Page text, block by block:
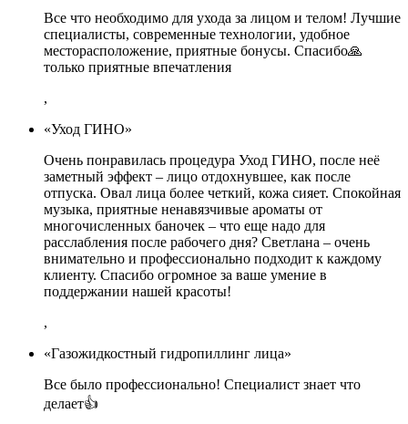
Все что необходимо для ухода за лицом и телом! Лучшие
специалисты, современные технологии, удобное
месторасположение, приятные бонусы. Спасибо🙏
только приятные впечатления
,
«Уход ГИНО»
Очень понравилась процедура Уход ГИНО, после неё
заметный эффект – лицо отдохнувшее, как после
отпуска. Овал лица более четкий, кожа сияет. Спокойная
музыка, приятные ненавязчивые ароматы от
многочисленных баночек – что еще надо для
расслабления после рабочего дня? Светлана – очень
внимательно и профессионально подходит к каждому
клиенту. Спасибо огромное за ваше умение в
поддержании нашей красоты!
,
«Газожидкостный гидропиллинг лица»
Все было профессионально! Специалист знает что
делает👍